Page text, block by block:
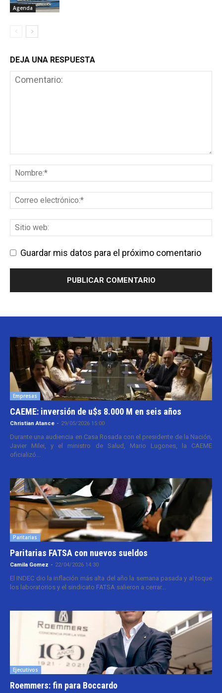
Agenda
DEJA UNA RESPUESTA
Guardar mis datos para el próximo comentario
Empresas
CAEME: inversión de u$s 8.000 M en seis años
Christian Atance - 29/05/2026 15:00
Durante una audiencia en Casa Rosada con el presidente de la Nación,
Javier Milei, y el ministro de Salud, Mario Lugones, la CAEME
oficializó...
Paritarias
Paritarias FATSA con nuevos sueldos
Camila Gomez - 22/04/2026 14:30
El INDEC dio la inflación más alta del año la semana pasada y al toque
los laboratorios y el sindicato FATSA salieron a cerrar...
Ejecutivos
Roemmers: fin para Boccardo